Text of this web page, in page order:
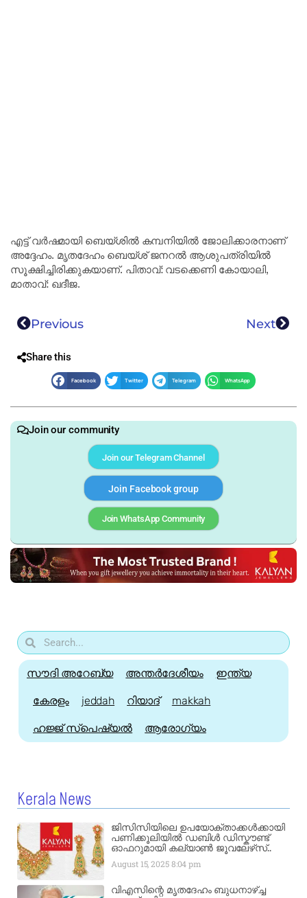
എട്ട് വർഷമായി ബെയ്ശിൽ കമ്പനിയിൽ ജോലിക്കാരനാണ്
അദ്ദേഹം. മൃതദേഹം ബെയ്ശ് ജനറൽ ആശുപത്രിയിൽ
സൂക്ഷിച്ചിരിക്കുകയാണ്. പിതാവ്: വടക്കെണി കോയാലി,
മാതാവ്: ഖദീജ.
Previous Next
Share this
Facebook Twitter Telegram WhatsApp
Join our community
Join our Telegram Channel
Join Facebook group
Join WhatsApp Community
സൗദി അറേബ്യ അന്തർദേശീയം ഇന്ത്യ
കേരളം jeddah റിയാദ് makkah
ഹജ്ജ്‌ സ്പെഷ്യൽ ആരോഗ്യം
Kerala News
ജിസിസിയിലെ ഉപയോക്താക്കൾക്കായി
പണിക്കൂലിയിൽ ഡബിൾ ഡിസ്കൗണ്ട്
ഓഫറുമായി കല്യാൺ ജൂവലേഴ്‌സ്..
August 15, 20258:04 pm
വിഎസിന്റെ മൃതദേഹം ബുധനാഴ്ച്ച